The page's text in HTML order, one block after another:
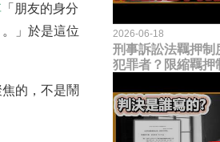
「朋友的身分
」於是這位
的，不是鬧
2026-06-18
刑事訴訟法羈押制
犯罪者？限縮羈押